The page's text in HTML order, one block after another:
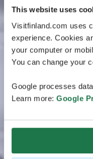
This website uses
Visitfinland.com uses
experience. Cookies
your computer or
You can change your
Google processes
Learn more: Google